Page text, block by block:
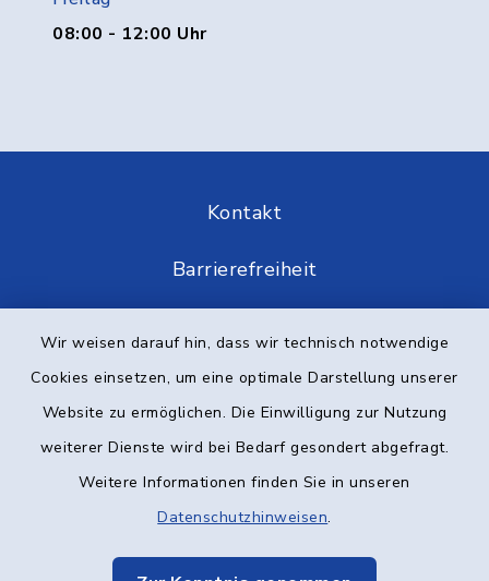
Wir weisen darauf hin, dass wir technisch notwendige
Cookies einsetzen, um eine optimale Darstellung unserer
Website zu ermöglichen. Die Einwilligung zur Nutzung
weiterer Dienste wird bei Bedarf gesondert abgefragt.
Weitere Informationen finden Sie in unseren
Datenschutzhinweisen.
08:00 - 12:00 Uhr
Kontakt
Barrierefreiheit
Impressum
Elektronische Kommunikation
Sitemap
Cookie-Einstellungen